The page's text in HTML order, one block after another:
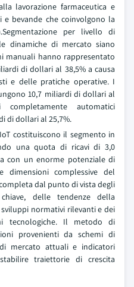
lavorazione farmaceutica e
bevande che coinvolgono la
per livello di
dinamiche di mercato siano
manuali hanno rappresentato
di dollari al 38,5% a causa
e delle pratiche operative. I
10,7 miliardi di dollari al
automatici
di dollari al 25,7%.
costituiscono il segmento in
una quota di ricavi di 3,0
con un enorme potenziale di
dimensioni complessive del
dal punto di vista degli
delle tendenze della
normativi rilevanti e dei
tecnologiche. Il metodo di
provenienti da schemi di
mercato attuali e indicatori
traiettorie di crescita